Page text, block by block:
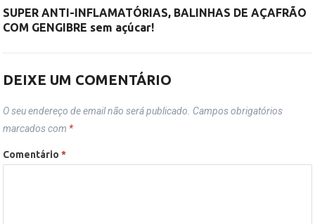
SUPER ANTI-INFLAMATÓRIAS, BALINHAS DE AÇAFRÃO
COM GENGIBRE sem açúcar!
DEIXE UM COMENTÁRIO
O seu endereço de email não será publicado. Campos obrigatórios
marcados com *
Comentário*